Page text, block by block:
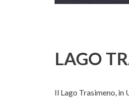
LAGO
Il Lago Trasimeno, in